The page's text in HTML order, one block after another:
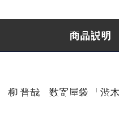
商品説明
柳 晋哉 数寄屋袋 「渋